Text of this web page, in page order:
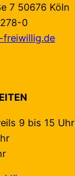
7 50676 Köln
0
freiwillig.de
9 bis 15 Uhr